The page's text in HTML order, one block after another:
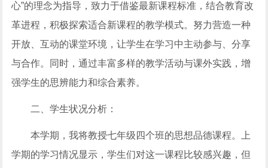
心”的理念为指导，致力于借鉴最新课程标准，结合教育改
革进程，积极探索适合新课程的教学模式。努力营造一种
开放、互动的课堂环境，让学生在学习中主动参与、分享
与合作。同时，通过丰富多样的教学活动与课外实践，增
强学生的思辨能力和综合素养。
二、学生状况分析：
本学期，我将教授七年级四个班的思想品德课程。上
学期的学习情况显示，学生们对这一课程比较感兴趣，但